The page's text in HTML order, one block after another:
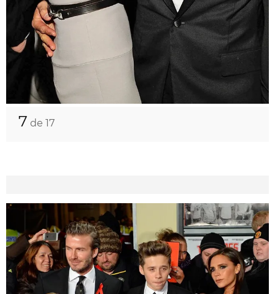
7 de 17